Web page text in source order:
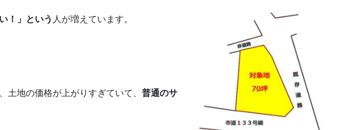
！」という 人が増えています。
土地の価格が上がりすぎていて、 普通のサ